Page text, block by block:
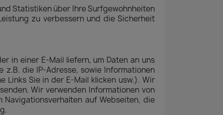
Statistiken über Ihre Surfgewohnheiten
zu verbessern und die Sicherheit
in einer E-Mail liefern, um Daten an uns
die IP-Adresse, sowie Informationen
Links Sie in der E-Mail klicken usw.). Wir
Wir verwenden Informationen von
auf Webseiten, die